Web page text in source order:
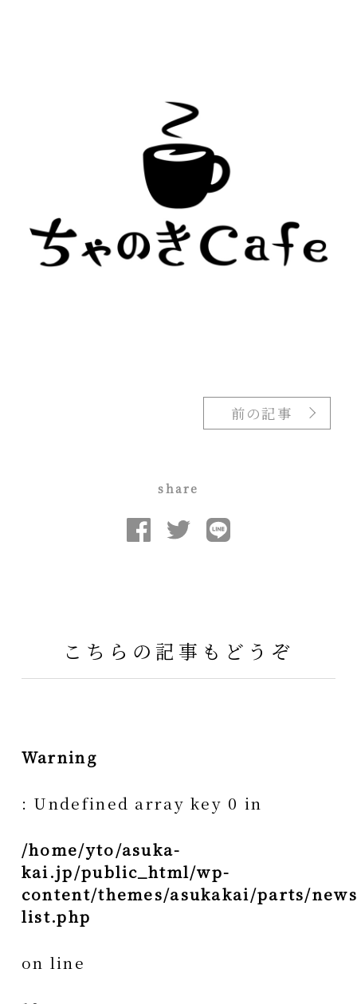
前の記事
share
こちらの記事もどうぞ
Warning
: Undefined array key 0 in
/home/yto/asuka-
kai.jp/public_html/wp-
content/themes/asukakai/parts/
list.php
on line